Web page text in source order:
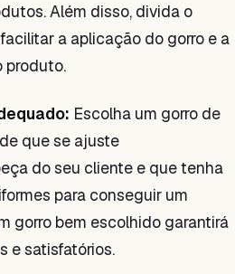
Além disso, divida o
a aplicação do gorro e a
produto.
Escolha um gorro de
que se ajuste
do seu cliente e que tenha
para conseguir um
gorro bem escolhido garantirá
e satisfatórios.